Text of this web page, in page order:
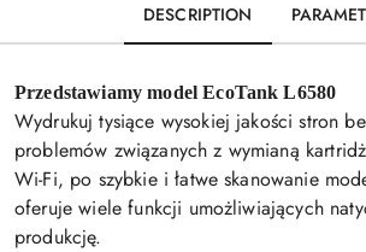
DESCRIPTION
Przedstawiamy model EcoTank L6580
Wydrukuj tysiące wysokiej jakości stron
problemów związanych z wymianą
Wi-Fi, po szybkie i łatwe skanowanie
oferuje wiele funkcji umożliwiających
produkcję.